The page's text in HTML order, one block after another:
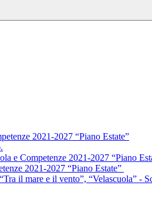
2021-2027 “Piano Estate”
e Competenze 2021-2027 “Piano
2021-2027 “Piano Estate”
il mare e il vento”, “Velascuola” -